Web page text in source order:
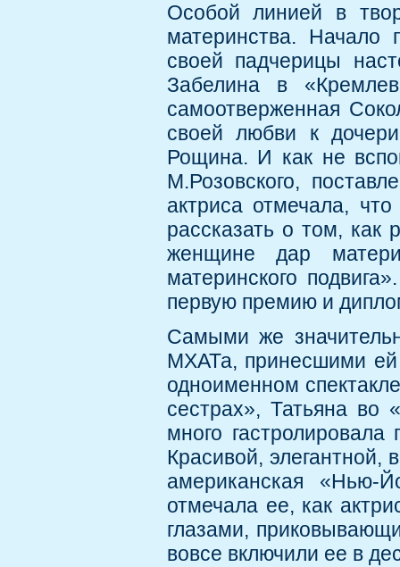
Особой линией в
материнства. Начало
своей падчерицы
Забелина в
самоотверженная
своей любви к
Рощина. И как не
М.Розовского,
актриса отмечала,
рассказать о том, как
женщине дар
материнского
первую премию и
Самыми же
МХАТа, принесшими ей
одноименном
сестрах», Татьяна во
много
Красивой,
американская «Нью-
отмечала ее, как
глазами,
вовсе включили ее в